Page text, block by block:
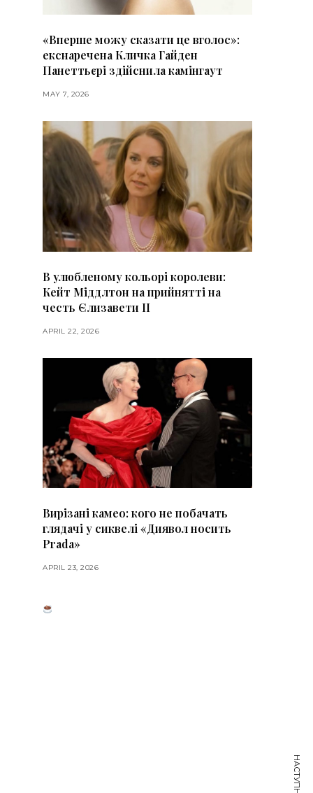
«Вперше можу сказати це вголос»:
екснаречена Кличка Гайден
Панеттьєрі здійснила камінгаут
MAY 7, 2026
В улюбленому кольорі королеви:
Кейт Міддлтон на прийнятті на
честь Єлизавети II
APRIL 22, 2026
Вирізані камео: кого не побачать
глядачі у сиквелі «Диявол носить
Prada»
APRIL 23, 2026